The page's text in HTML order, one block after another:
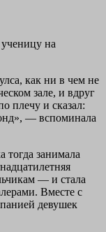
на
как ни в чем не
зале, и вдруг
плечу и сказал:
— вспоминала
тогда занимала
— и стала
Вместе с
девушек